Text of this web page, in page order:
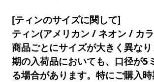
[ティンのサイズに関して]
ティン(アメリカン / ネオン / カラ
商品ごとにサイズが大きく異な
期の入荷品においても、口径が5
る場合があります。特にご購入